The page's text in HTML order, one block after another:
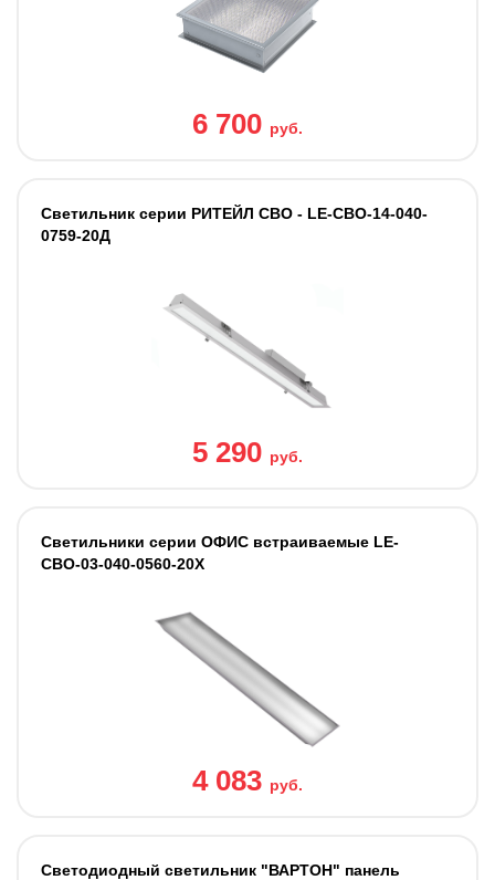
6 700 руб.
Светильник cерии РИТЕЙЛ СВО - LE-СВО-14-040-
0759-20Д
5 290 руб.
Светильники серии ОФИС встраиваемые LE-
СВО-03-040-0560-20Х
4 083 руб.
Светодиодный светильник "ВАРТОН" панель